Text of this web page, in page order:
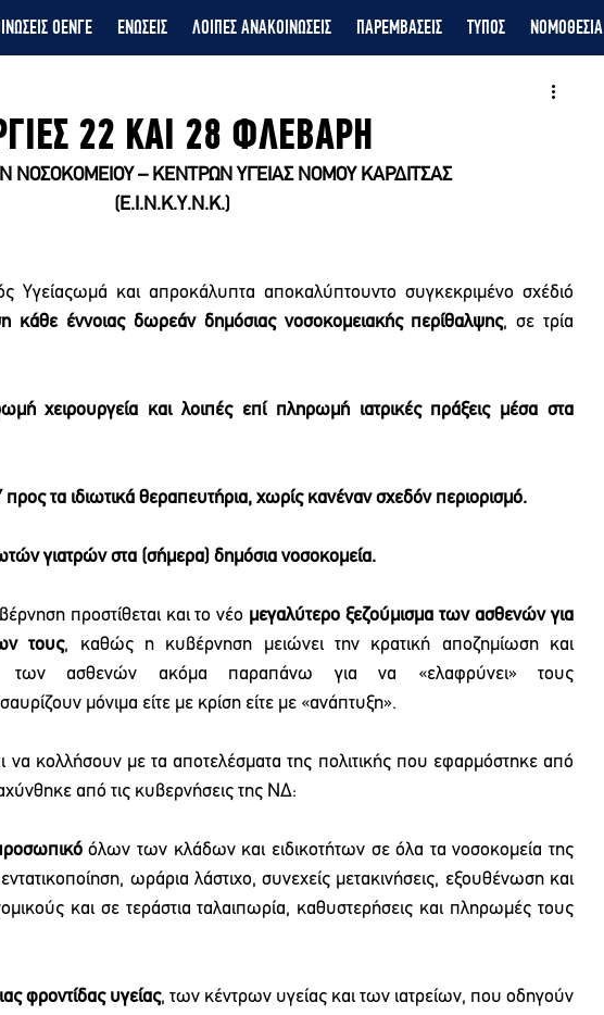
ΟΕΝΓΕ ΕΝΩΣΕΙΣ ΛΟΙΠΕΣ ΑΝΑΚΟΙΝΩΣΕΙΣ ΠΑΡΕΜΒΑΣΕΙΣ ΤΥΠΟΣ ΝΟΜΟΘΕΣΙΑ
22 ΚΑΙ 28 ΦΛΕΒΑΡΗ
ΝΟΣΟΚΟΜΕΙΟΥ – ΚΕΝΤΡΩΝ ΥΓΕΙΑΣ ΝΟΜΟΥ ΚΑΡΔΙΤΣΑΣ
(Ε.Ι.Ν.Κ.Υ.Ν.Κ.)
Υγείαςωμά και απροκάλυπτα αποκαλύπτουντο συγκεκριμένο σχέδιό
κάθε έννοιας δωρεάν δημόσιας νοσοκομειακής περίθαλψης, σε τρία
χειρουργεία και λοιπές επί πληρωμή ιατρικές πράξεις μέσα στα
τα ιδιωτικά θεραπευτήρια, χωρίς κανέναν σχεδόν περιορισμό.
γιατρών στα (σήμερα) δημόσια νοσοκομεία.
προστίθεται και το νέο μεγαλύτερο ξεζούμισμα των ασθενών για
τους, καθώς η κυβέρνηση μειώνει την κρατική αποζημίωση και
των ασθενών ακόμα παραπάνω για να «ελαφρύνει» τους
μόνιμα είτε με κρίση είτε με «ανάπτυξη».
να κολλήσουν με τα αποτελέσματα της πολιτικής που εφαρμόστηκε από
από τις κυβερνήσεις της ΝΔ:
όλων των κλάδων και ειδικοτήτων σε όλα τα νοσοκομεία της
ωράρια λάστιχο, συνεχείς μετακινήσεις, εξουθένωση και
και σε τεράστια ταλαιπωρία, καθυστερήσεις και πληρωμές τους
φροντίδας υγείας, των κέντρων υγείας και των ιατρείων, που οδηγούν